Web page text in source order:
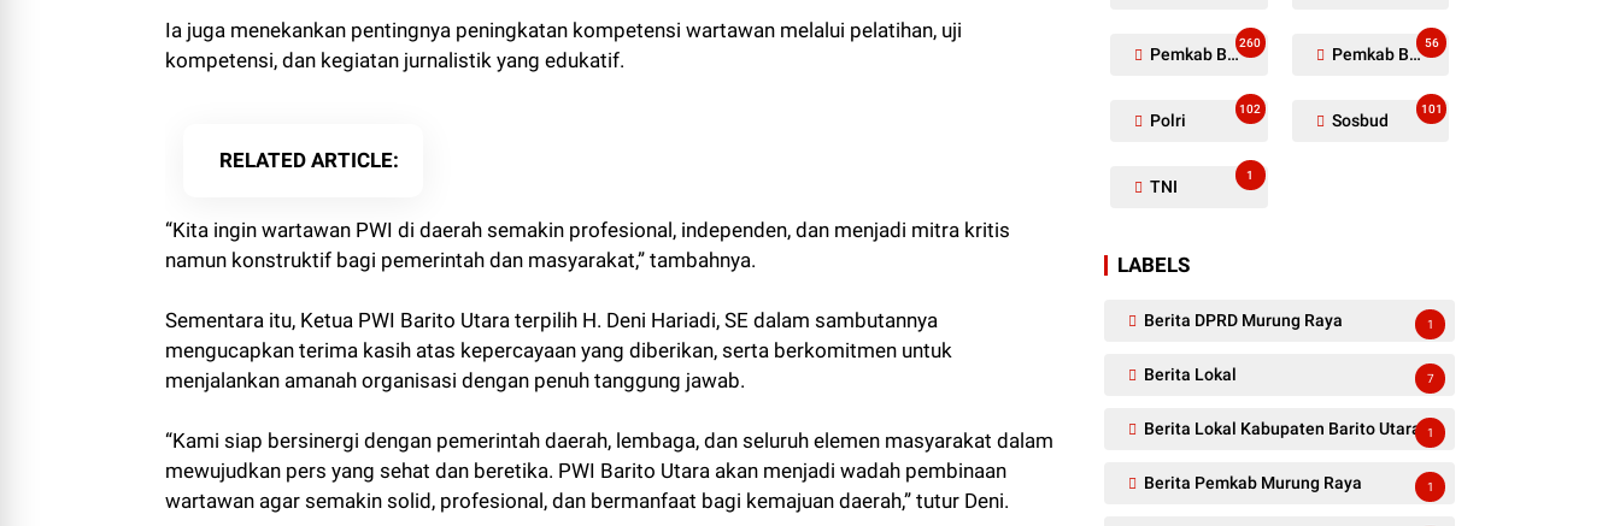
Ia juga menekankan pentingnya peningkatan kompetensi wartawan melalui pelatihan, uji
kompetensi, dan kegiatan jurnalistik yang edukatif.
RELATED ARTICLE
“Kita ingin wartawan PWI di daerah semakin profesional, independen, dan menjadi mitra kritis
namun konstruktif bagi pemerintah dan masyarakat,” tambahnya.
Sementara itu, Ketua PWI Barito Utara terpilih H. Deni Hariadi, SE dalam sambutannya
mengucapkan terima kasih atas kepercayaan yang diberikan, serta berkomitmen untuk
menjalankan amanah organisasi dengan penuh tanggung jawab.
“Kami siap bersinergi dengan pemerintah daerah, lembaga, dan seluruh elemen masyarakat dalam
mewujudkan pers yang sehat dan beretika. PWI Barito Utara akan menjadi wadah pembinaan
wartawan agar semakin solid, profesional, dan bermanfaat bagi kemajuan daerah,” tutur Deni.
Pemkab Barito Utara
260
Pemkab Barut
56
Polri
102
Sosbud
101
TNI
1
LABELS
Berita DPRD Murung Raya 1
Berita Lokal 7
Berita Lokal Kabupaten Barito Utara 1
Berita Pemkab Murung Raya 1